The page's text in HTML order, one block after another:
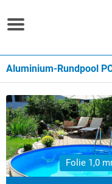
Aluminium-Rundpool
Folie 1,0